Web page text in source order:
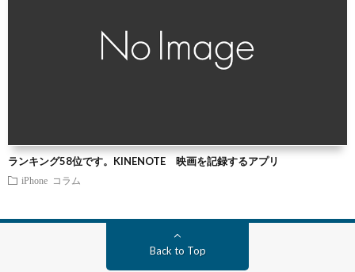
ランキング58位です。KINENOTE 映画を記録するアプリ
iPhone コラム
Back to Top